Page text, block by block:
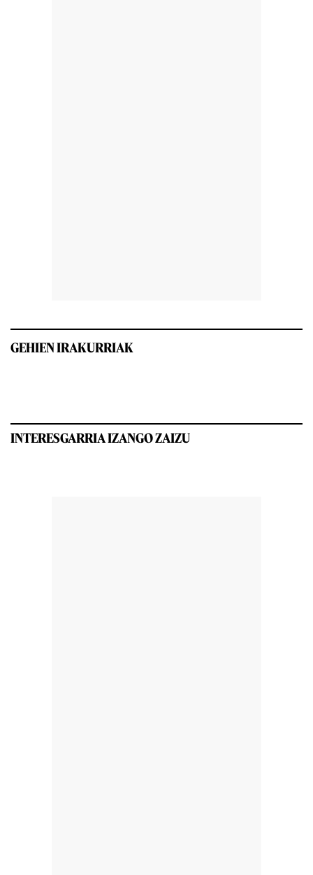
GEHIEN IRAKURRIAK
INTERESGARRIA IZANGO ZAIZU